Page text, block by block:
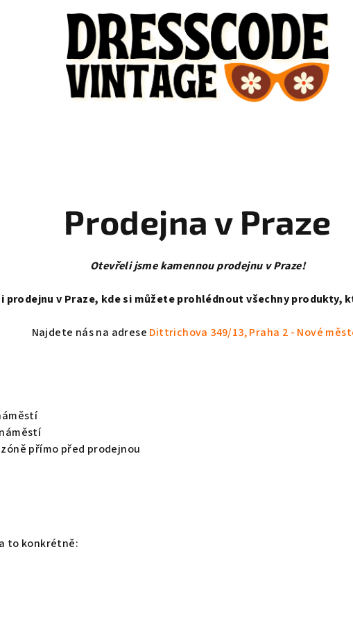
Prodejna v Praze
Otevřeli jsme kamennou prodejnu v Praze!
prodejnu v Praze, kde si můžete prohlédnout všechny produkty,
Najdete nás na adrese Dittrichova 349/13, Praha 2 - Nové
přímo před prodejnou
to konkrétně: